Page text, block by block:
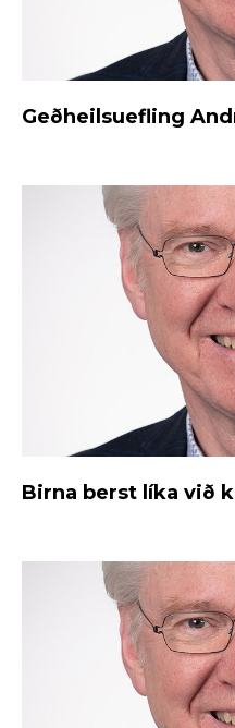
Geðheilsuefling
Birna berst líka við